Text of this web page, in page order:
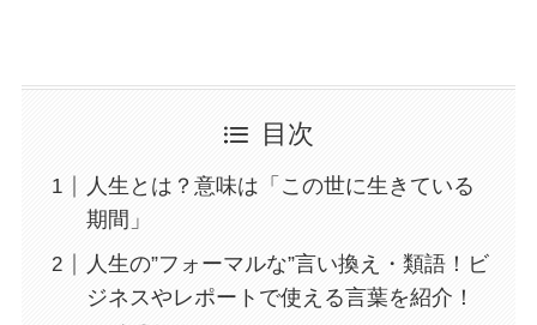
目次
人生とは？意味は「この世に生きている
期間」
人生の”フォーマルな”言い換え・類語！ビ
ジネスやレポートで使える言葉を紹介！